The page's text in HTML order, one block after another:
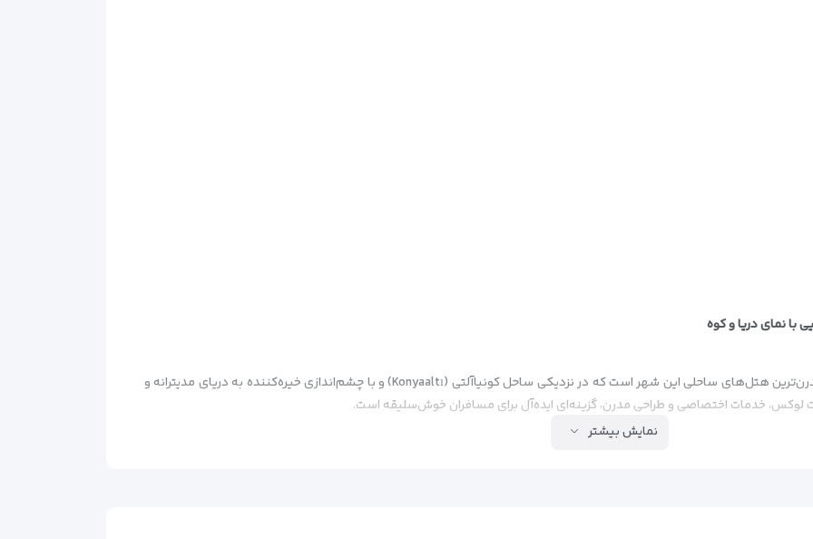
با نمای دریا و کوه
هتل ۵ ستاره ریکسوس داون تاون آنتالیا یکی از مدرن‌ترین هتل‌های ساحلی این شهر است که در نزدیکی ساحل کونیاآلتی (Konyaaltı) و با چشم‌اندازی خیره‌کننده به دریای مدیترانه و
لوکس، خدمات اختصاصی و طراحی مدرن، گزینه‌ای ایده‌آل برای مسافران خوش‌سلیقه است.
نمایش بیشتر